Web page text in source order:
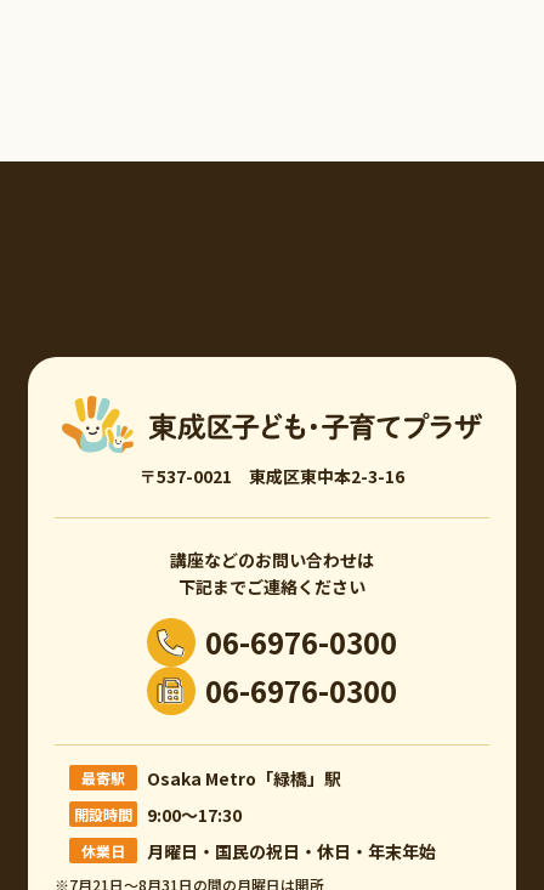
〒537-0021 東成区東中本2-3-16
講座などのお問い合わせは
下記までご連絡ください
06-6976-0300
06-6976-0300
最寄駅 Osaka Metro「緑橋」駅
開設時間 9:00～17:30
休業日 月曜日・国民の祝日・休日・年末年始
※7月21日～8月31日の間の月曜日は開所